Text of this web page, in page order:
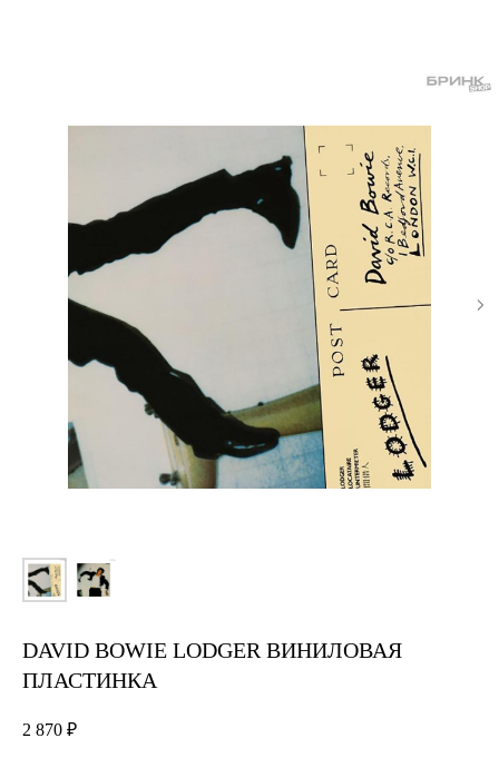
DAVID BOWIE LODGER ВИНИЛОВАЯ
ПЛАСТИНКА
2 870 ₽